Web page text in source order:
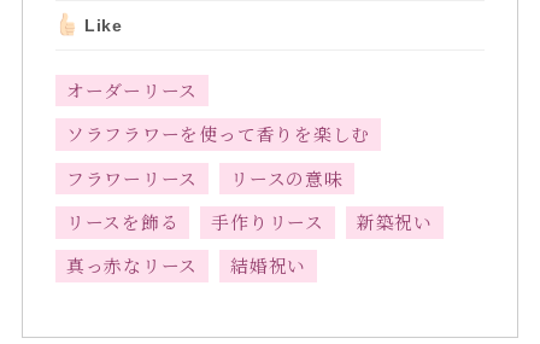
Like
オーダーリース
ソラフラワーを使って香りを楽しむ
フラワーリース
リースの意味
リースを飾る
手作りリース
新築祝い
真っ赤なリース
結婚祝い